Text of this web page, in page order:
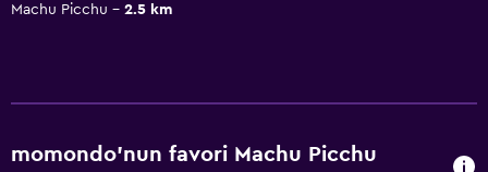
Machu Picchu
2.5 km
momondo'nun favori Machu Picchu